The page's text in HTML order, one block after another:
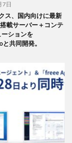
7日
ス、国内向けに最新
載サーバー＋コンテ
ションを
共同開発。